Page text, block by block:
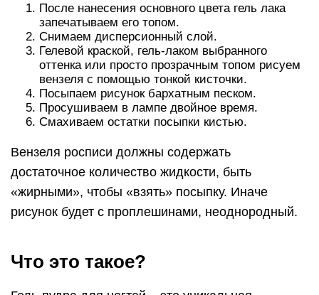
После нанесения основного цвета гель лака
запечатываем его топом.
Снимаем дисперсионный слой.
Гелевой краской, гель-лаком выбранного
оттенка или просто прозрачным топом рисуем
вензеля с помощью тонкой кисточки.
Посыпаем рисунок бархатным песком.
Просушиваем в лампе двойное время.
Смахиваем остатки посыпки кистью.
Вензеля росписи должны содержать
достаточное количество жидкости, быть
«жирными», чтобы «взять» посыпку. Иначе
рисунок будет с проплешинами, неоднородный.
Что это такое?